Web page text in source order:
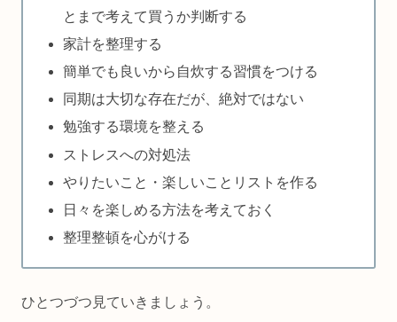
とまで考えて買うか判断する
家計を整理する
簡単でも良いから自炊する習慣をつける
同期は大切な存在だが、絶対ではない
勉強する環境を整える
ストレスへの対処法
やりたいこと・楽しいことリストを作る
日々を楽しめる方法を考えておく
整理整頓を心がける
ひとつづつ見ていきましょう。